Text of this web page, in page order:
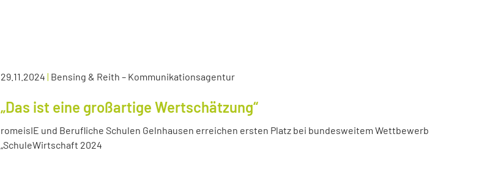
29.11.2024 | Bensing & Reith – Kommunikationsagentur
„Das ist eine großartige Wertschätzung“
romeisIE und Berufliche Schulen Gelnhausen erreichen ersten Platz bei bundesweitem Wettbewerb
„SchuleWirtschaft 2024